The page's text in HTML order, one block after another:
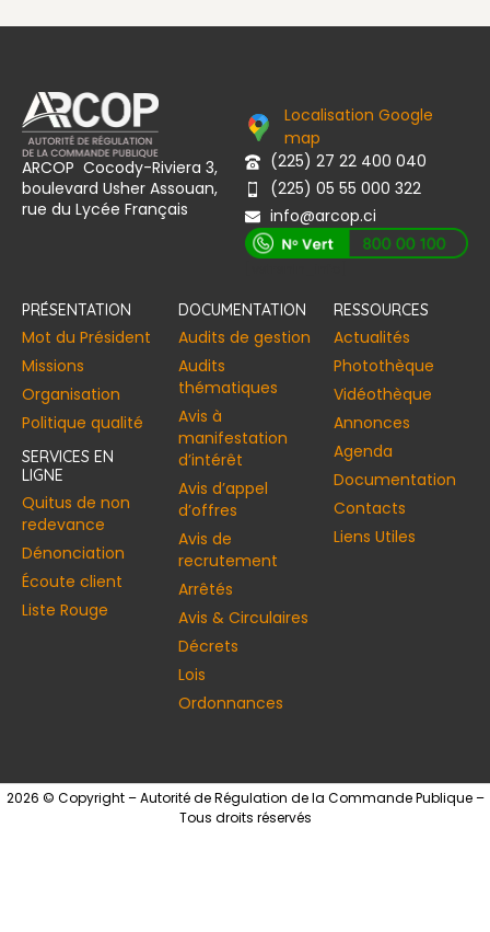
ARCOP Cocody-Riviera 3,
boulevard Usher Assouan,
rue du Lycée Français
Localisation Google
map
(225) 27 22 400 040
(225) 05 55 000 322
info@arcop.ci
PRÉSENTATION
Mot du Président
Missions
Organisation
Politique qualité
SERVICES EN
LIGNE
Quitus de non
redevance
Dénonciation
Écoute client
Liste Rouge
DOCUMENTATION
Audits de gestion
Audits
thématiques
Avis à
manifestation
d’intérêt
Avis d’appel
d’offres
Avis de
recrutement
Arrêtés
Avis & Circulaires
Décrets
Lois
Ordonnances
RESSOURCES
Actualités
Photothèque
Vidéothèque
Annonces​
Agenda
Documentation
Contacts
Liens Utiles
2026 © Copyright – Autorité de Régulation de la Commande Publique –
Tous droits réservés